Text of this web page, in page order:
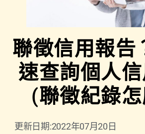
聯徵信用報告
速查詢個人
(聯徵紀錄
更新日期:2022年07月20日